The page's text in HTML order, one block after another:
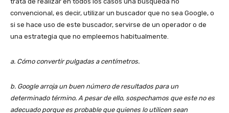
convencional, es decir, utilizar un buscador que no sea Google, o
si se hace uso de este buscador, servirse de un operador o de
una estrategia que no empleemos habitualmente.
a. Cómo convertir pulgadas a centímetros.
b. Google arroja un buen número de resultados para un
determinado término. A pesar de ello, sospechamos que este no es
adecuado porque es probable que quienes lo utilicen sean